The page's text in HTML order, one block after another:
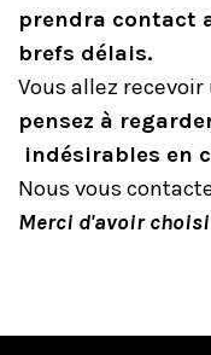
prendra contact
brefs délais.
Vous allez
pensez à
indésirables en
Nous vous
Merci d'avoir